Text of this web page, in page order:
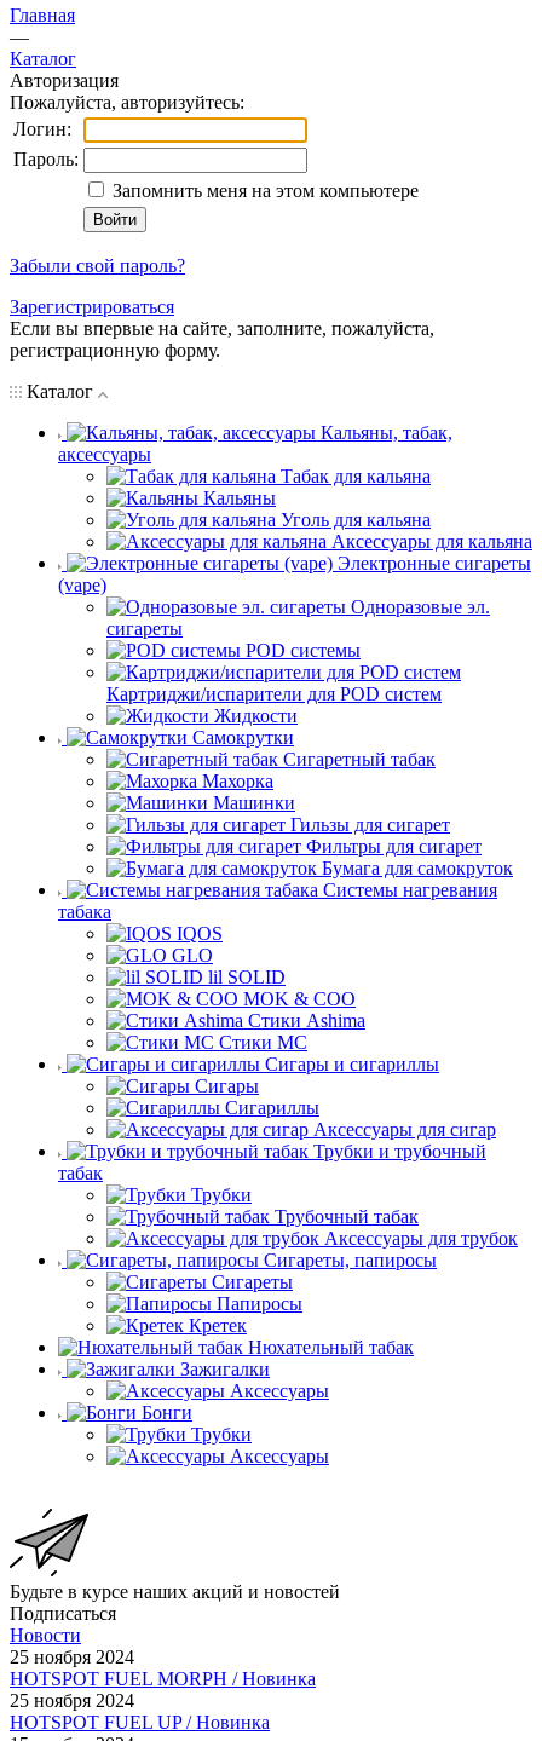
Главная
—
Каталог
Авторизация
Пожалуйста, авторизуйтесь:
Логин:
Пароль:
Запомнить меня на этом компьютере
Забыли свой пароль?
Зарегистрироваться
Если вы впервые на сайте, заполните, пожалуйста,
регистрационную форму.
Каталог
Кальяны, табак,
аксессуары
Табак для кальяна
Кальяны
Уголь для кальяна
Аксессуары для кальяна
Электронные сигареты
(vape)
Одноразовые эл.
сигареты
POD системы
Картриджи/испарители для POD систем
Жидкости
Самокрутки
Сигаретный табак
Махорка
Машинки
Гильзы для сигарет
Фильтры для сигарет
Бумага для самокруток
Системы нагревания
табака
IQOS
GLO
lil SOLID
MOK & COO
Стики Ashima
Стики MC
Сигары и сигариллы
Сигары
Сигариллы
Аксессуары для сигар
Трубки и трубочный
табак
Трубки
Трубочный табак
Аксессуары для трубок
Сигареты, папиросы
Сигареты
Папиросы
Кретек
Нюхательный табак
Зажигалки
Аксессуары
Бонги
Трубки
Аксессуары
Будьте в курсе наших акций и новостей
Подписаться
Новости
25 ноября 2024
HOTSPOT FUEL MORPH / Новинка
25 ноября 2024
HOTSPOT FUEL UP / Новинка